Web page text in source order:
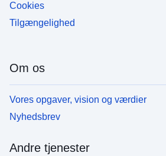
Cookies
Tilgængelighed
Om os
Vores opgaver, vision og værdier
Nyhedsbrev
Andre tjenester